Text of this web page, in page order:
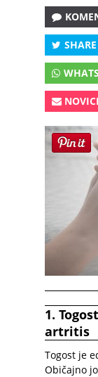
SHARE
1.
artritis
Togost je
Običajno